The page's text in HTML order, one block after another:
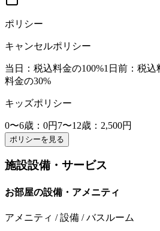
ポリシー
キャンセルポリシー
当日 ：税込料金の100%1日前 ：税
料金の30%
キッズポリシー
0〜6歳 ：0円 7〜12歳 ：2,500円
ポリシーを見る
施設設備・サービス
お部屋の設備・アメニティ
アメニティ / 設備 / バスルーム